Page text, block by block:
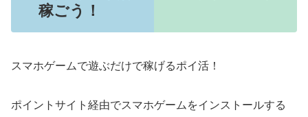
稼ごう！
スマホゲームで遊ぶだけで稼げるポイ活！
ポイントサイト経由でスマホゲームをインストールする